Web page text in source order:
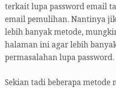
terkait lupa password email
email pemulihan. Nantinya
lebih banyak metode,
halaman ini agar lebih
permasalahan lupa password.
Sekian tadi beberapa metode